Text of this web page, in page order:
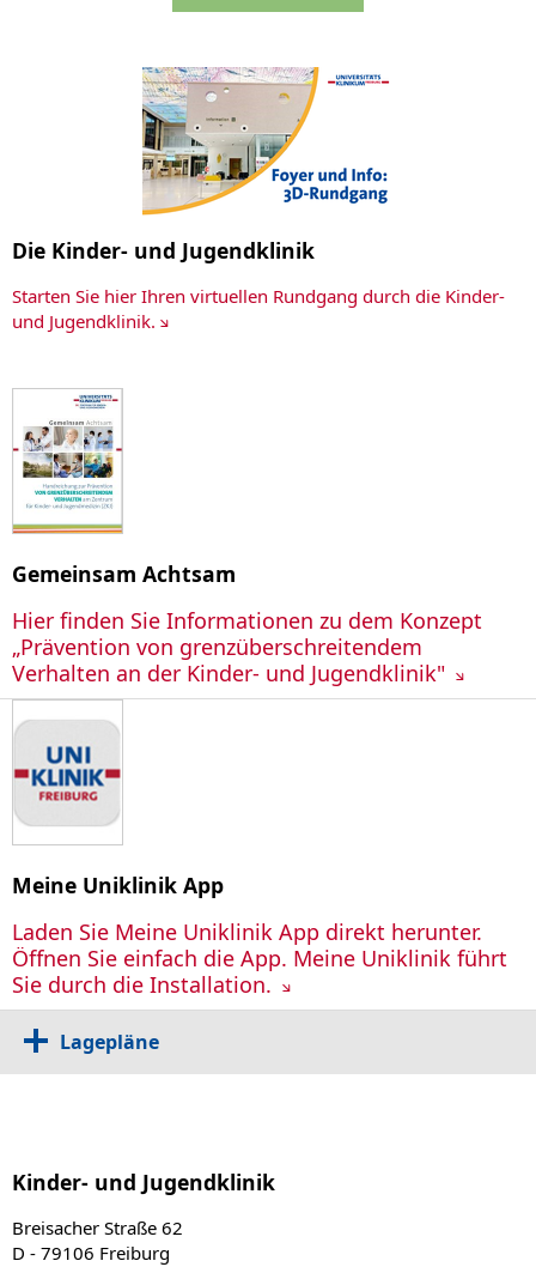
Die Kinder- und Jugendklinik
Starten Sie hier Ihren virtuellen Rundgang durch die Kinder-
und Jugendklinik.
Gemeinsam Achtsam
Hier finden Sie Informationen zu dem Konzept
„Prävention von grenzüberschreitendem
Verhalten an der Kinder- und Jugendklinik"
Meine Uniklinik App
Laden Sie Meine Uniklinik App direkt herunter.
Öffnen Sie einfach die App. Meine Uniklinik führt
Sie durch die Installation.
Lagepläne
Kinder- und Jugendklinik
Breisacher Straße 62
D - 79106 Freiburg